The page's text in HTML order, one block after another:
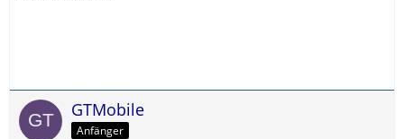
GTMobile
Anfänger